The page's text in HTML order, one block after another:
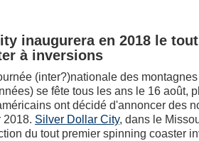
inaugurera en 2018 le
à inversions
(inter?)nationale des
se fête tous les ans le 16 août,
ont décidé d'annoncer des
2018. Silver Dollar City, dans le
du tout premier spinning coaster